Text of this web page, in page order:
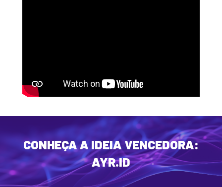
CONHEÇA A IDEIA VENCEDORA:
AYR.ID